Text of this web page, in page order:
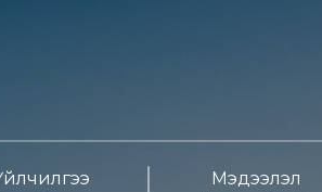
Мэдээлэл